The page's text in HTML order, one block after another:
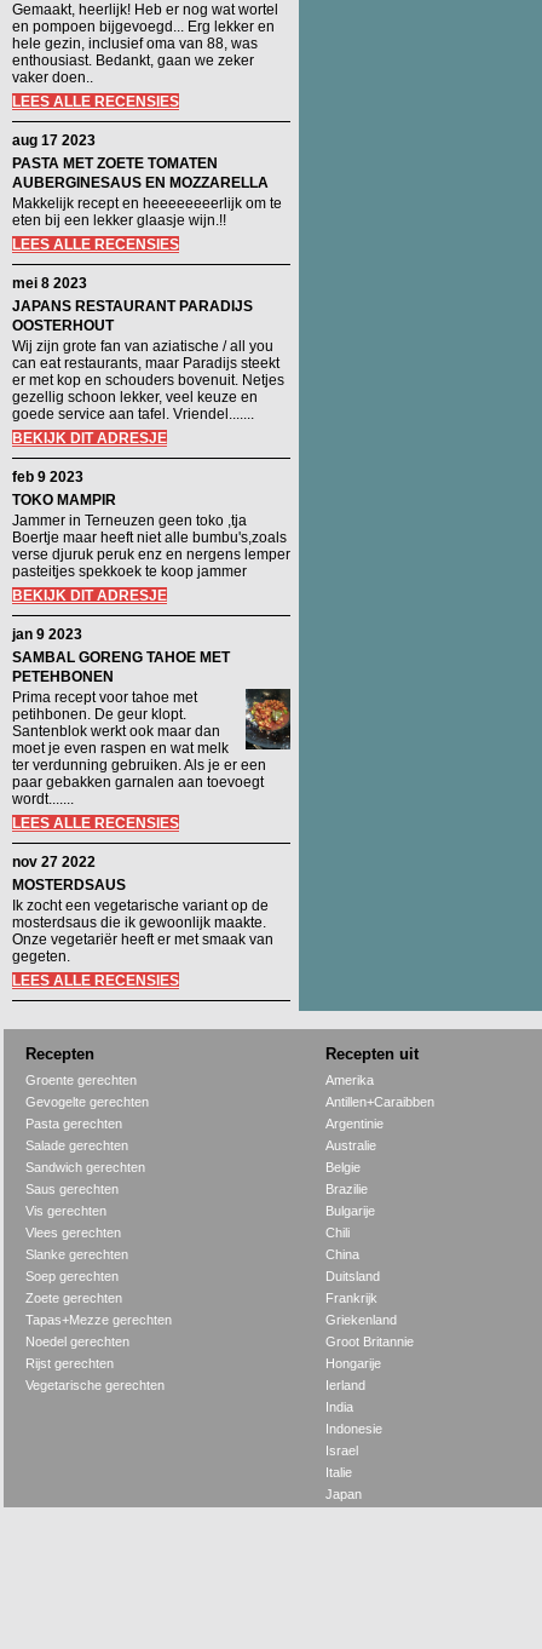
Gemaakt, heerlijk! Heb er nog wat wortel
en pompoen bijgevoegd... Erg lekker en
hele gezin, inclusief oma van 88, was
enthousiast. Bedankt, gaan we zeker
vaker doen..
LEES ALLE RECENSIES
aug 17 2023
PASTA MET ZOETE TOMATEN
AUBERGINESAUS EN MOZZARELLA
Makkelijk recept en heeeeeeeerlijk om te
eten bij een lekker glaasje wijn.!!
LEES ALLE RECENSIES
mei 8 2023
JAPANS RESTAURANT PARADIJS
OOSTERHOUT
Wij zijn grote fan van aziatische / all you
can eat restaurants, maar Paradijs steekt
er met kop en schouders bovenuit. Netjes
gezellig schoon lekker, veel keuze en
goede service aan tafel. Vriendel.......
BEKIJK DIT ADRESJE
feb 9 2023
TOKO MAMPIR
Jammer in Terneuzen geen toko ,tja
Boertje maar heeft niet alle bumbu's,zoals
verse djuruk peruk enz en nergens lemper
pasteitjes spekkoek te koop jammer
BEKIJK DIT ADRESJE
jan 9 2023
SAMBAL GORENG TAHOE MET
PETEHBONEN
Prima recept voor tahoe met
petihbonen. De geur klopt.
Santenblok werkt ook maar dan
moet je even raspen en wat melk
ter verdunning gebruiken. Als je er een
paar gebakken garnalen aan toevoegt
wordt.......
LEES ALLE RECENSIES
nov 27 2022
MOSTERDSAUS
Ik zocht een vegetarische variant op de
mosterdsaus die ik gewoonlijk maakte.
Onze vegetariër heeft er met smaak van
gegeten.
LEES ALLE RECENSIES
Recepten Recepten uit
Groente gerechten
Gevogelte gerechten
Pasta gerechten
Salade gerechten
Sandwich gerechten
Saus gerechten
Vis gerechten
Vlees gerechten
Slanke gerechten
Soep gerechten
Zoete gerechten
Tapas+Mezze gerechten
Noedel gerechten
Rijst gerechten
Vegetarische gerechten
Amerika
Antillen+Caraibben
Argentinie
Australie
Belgie
Brazilie
Bulgarije
Chili
China
Duitsland
Frankrijk
Griekenland
Groot Britannie
Hongarije
Ierland
India
Indonesie
Israel
Italie
Japan